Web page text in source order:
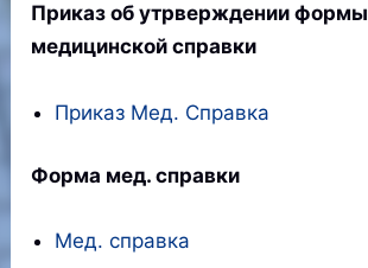
Приказ об утрверждении формы
медицинской справки
Приказ Мед. Справка
Форма мед. справки
Мед. справка